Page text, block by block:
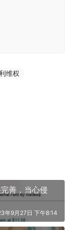
维权
善，当心侵
年9月27日 下午8:14